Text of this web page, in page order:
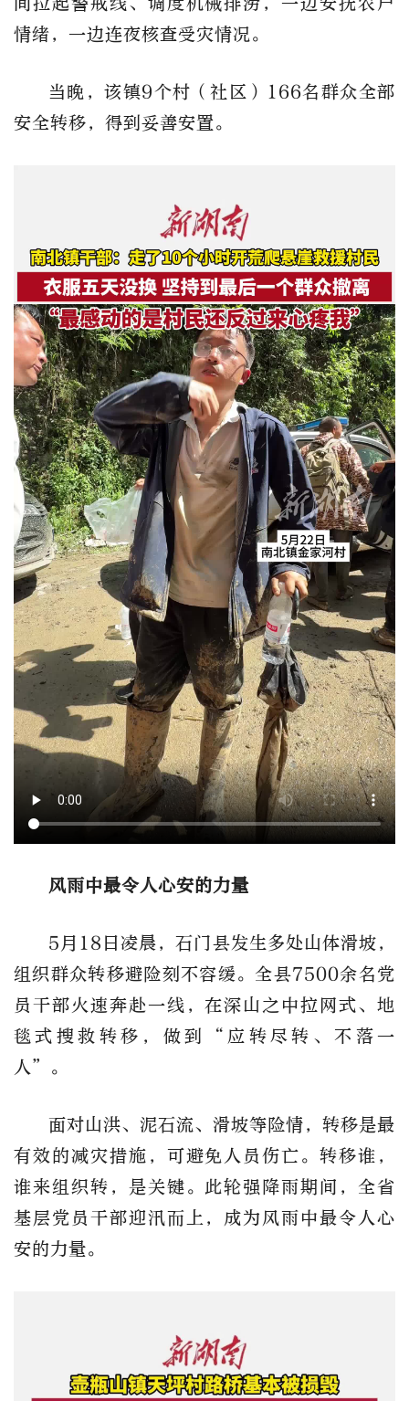
情绪，一边连夜核查受灾情况。
当晚，该镇9个村（社区）166名群众全部
安全转移，得到妥善安置。
风雨中最令人心安的力量
5月18日凌晨，石门县发生多处山体滑坡，
组织群众转移避险刻不容缓。全县7500余名党
员干部火速奔赴一线，在深山之中拉网式、地
毯式搜救转移，做到“应转尽转、不落一
人”。
面对山洪、泥石流、滑坡等险情，转移是最
有效的减灾措施，可避免人员伤亡。转移谁，
谁来组织转，是关键。此轮强降雨期间，全省
基层党员干部迎汛而上，成为风雨中最令人心
安的力量。